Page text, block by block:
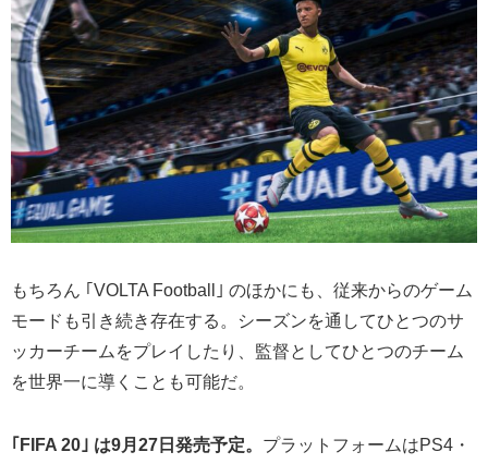
もちろん ｢VOLTA Football｣ のほかにも、従来からのゲーム
モードも引き続き存在する。シーズンを通してひとつのサ
ッカーチームをプレイしたり、監督としてひとつのチーム
を世界一に導くことも可能だ。
｢FIFA 20｣ は9月27日発売予定。 プラットフォームはPS4・